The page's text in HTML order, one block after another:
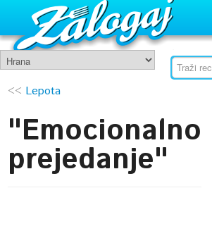
<< Lepota
"Emocionalno
prejedanje"